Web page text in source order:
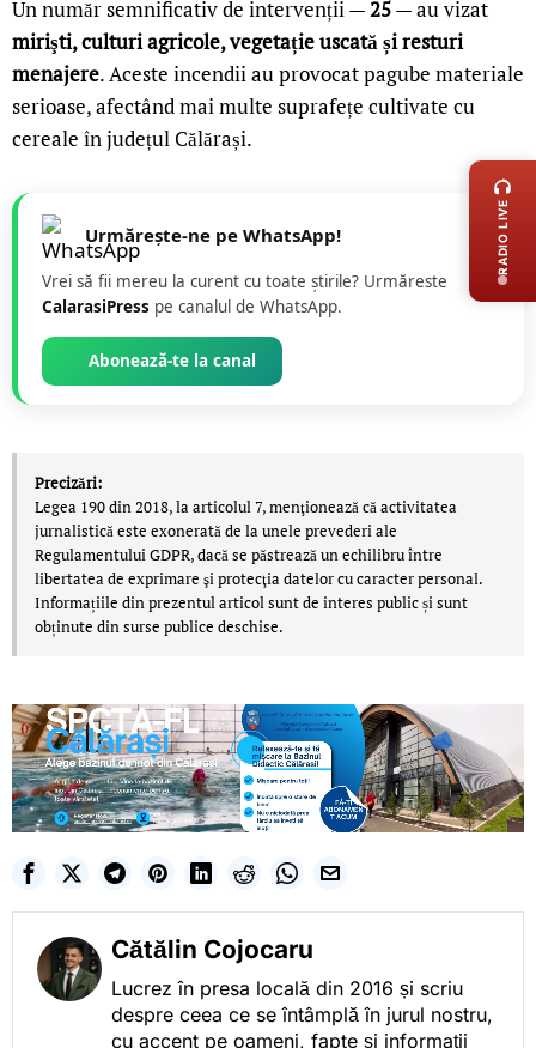
Un număr semnificativ de intervenții —25— au vizat
mirişti, culturi agricole, vegetație uscată și resturi
menajere. Aceste incendii au provocat pagube materiale
serioase, afectând mai multe suprafețe cultivate cu
cereale în județul Călărași.
Urmărește-ne pe WhatsApp!
Vrei să fii mereu la curent cu toate știrile? Urmăreste
CalarasiPress pe canalul de WhatsApp.
Abonează-te la canal
Precizări:
Legea 190 din 2018, la articolul 7, menţionează că activitatea
jurnalistică este exonerată de la unele prevederi ale
Regulamentului GDPR, dacă se păstrează un echilibru între
libertatea de exprimare şi protecţia datelor cu caracter personal.
Informațiile din prezentul articol sunt de interes public și sunt
obținute din surse publice deschise.
Cătălin Cojocaru
Lucrez în presa locală din 2016 și scriu
despre ceea ce se întâmplă în jurul nostru,
cu accent pe oameni, fapte și informații
RADIO LIVE